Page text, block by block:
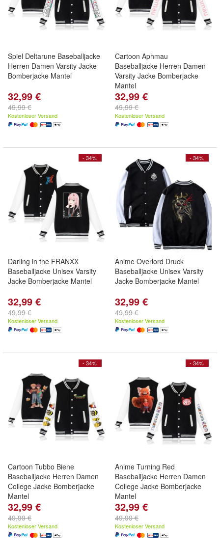
Spiel Deltarune Baseballjacke
Herren Damen Varsity Jacke
Bomberjacke Mantel
32,99 €
49,99 €
Kostenloser Versand
Cartoon Aphmau
Baseballjacke Herren Damen
Varsity Jacke Bomberjacke
Mantel
32,99 €
49,99 €
Kostenloser Versand
- 34%
Darling in the FRANXX
Baseballjacke Unisex Varsity
Jacke Bomberjacke Mantel
32,99 €
49,99 €
Kostenloser Versand
- 34%
Anime Overlord Druck
Baseballjacke Unisex Varsity
Jacke Bomberjacke Mantel
32,99 €
49,99 €
Kostenloser Versand
- 34%
Cartoon Tubbo Biene
Baseballjacke Herren Damen
College Jacke Bomberjacke
Mantel
32,99 €
49,99 €
Kostenloser Versand
- 34%
Anime Turning Red
Baseballjacke Herren Damen
College Jacke Bomberjacke
Mantel
32,99 €
49,99 €
Kostenloser Versand